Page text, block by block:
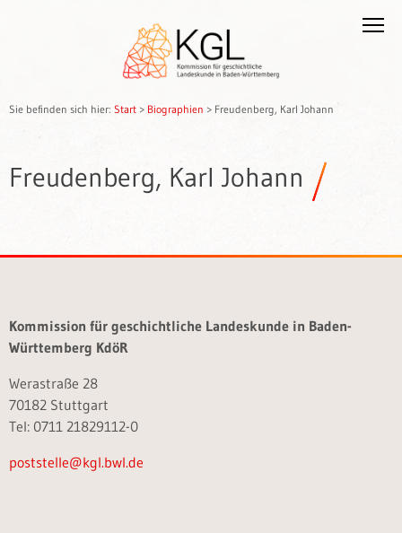
Sie befinden sich hier: Start > Biographien > Freudenberg, Karl Johann
Freudenberg, Karl Johann
Kommission für geschichtliche Landeskunde in Baden-
Württemberg KdöR
Werastraße 28
70182 Stuttgart
Tel: 0711 21829112-0
poststelle@kgl.bwl.de